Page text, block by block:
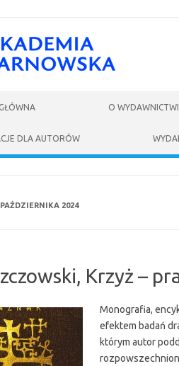
O
DLA AUTORÓW
2024
Krzyż –
Monografia,
efektem badań
którym autor